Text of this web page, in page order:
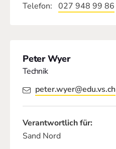
Telefon
027 948 99 86
Peter Wyer
Technik
peter.wyer@edu.vs.ch
Verantwortlich für:
Sand Nord